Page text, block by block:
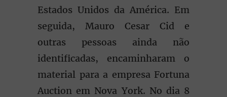
Estados Unidos da América. Em
seguida, Mauro Cesar Cid e
outras pessoas ainda não
identificadas, encaminharam o
material para a empresa Fortuna
Auction em Nova York. No dia 8